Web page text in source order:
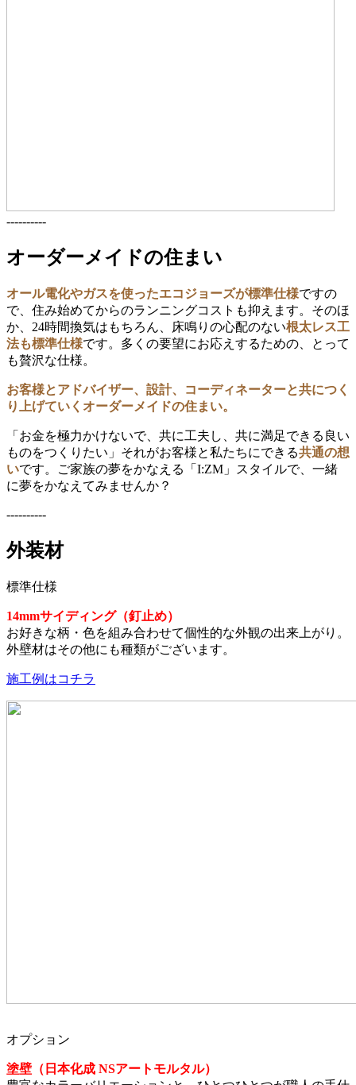
----------
オーダーメイドの住まい
オール電化やガスを使ったエコジョーズが標準仕様ですの
で、住み始めてからのランニングコストも抑えます。そのほ
か、24時間換気はもちろん、床鳴りの心配のない根太レス工
法も標準仕様です。多くの要望にお応えするための、とって
も贅沢な仕様。
お客様とアドバイザー、設計、コーディネーターと共につく
り上げていくオーダーメイドの住まい。
「お金を極力かけないで、共に工夫し、共に満足できる良い
ものをつくりたい」それがお客様と私たちにできる共通の想
いです。ご家族の夢をかなえる「I:ZM」スタイルで、一緒
に夢をかなえてみませんか？
----------
外装材
標準仕様
14mmサイディング（釘止め）
お好きな柄・色を組み合わせて個性的な外観の出来上がり。
外壁材はその他にも種類がございます。
施工例はコチラ
オプション
塗壁（日本化成 NSアートモルタル）